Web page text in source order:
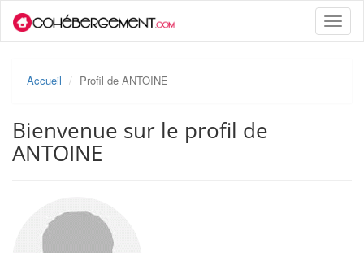
Toggle
Accueil Profil de ANTOINE
Bienvenue sur le profil de
ANTOINE